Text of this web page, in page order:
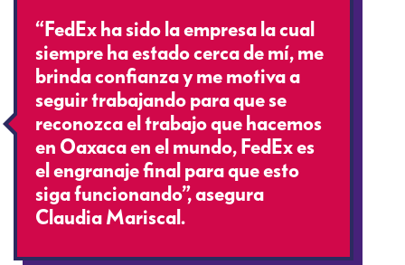
“FedEx ha sido la empresa la cual
siempre ha estado cerca de mí, me
brinda confianza y me motiva a
seguir trabajando para que se
reconozca el trabajo que hacemos
en Oaxaca en el mundo, FedEx es
el engranaje final para que esto
siga funcionando”, asegura
Claudia Mariscal.